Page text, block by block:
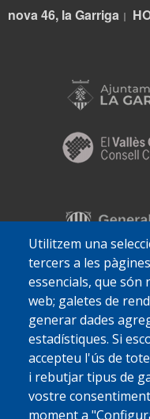
Utilitzem una
tercers a les
essencials, que són
web; galetes de
generar dades
estadístiques. Si
accepteu l'ús de
i rebutjar tipus de
vostre
moment a
nova 46, la Garriga